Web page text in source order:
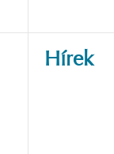
Hírek